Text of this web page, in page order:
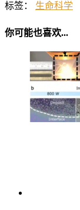
标签： 生命科学
你可能也喜欢...